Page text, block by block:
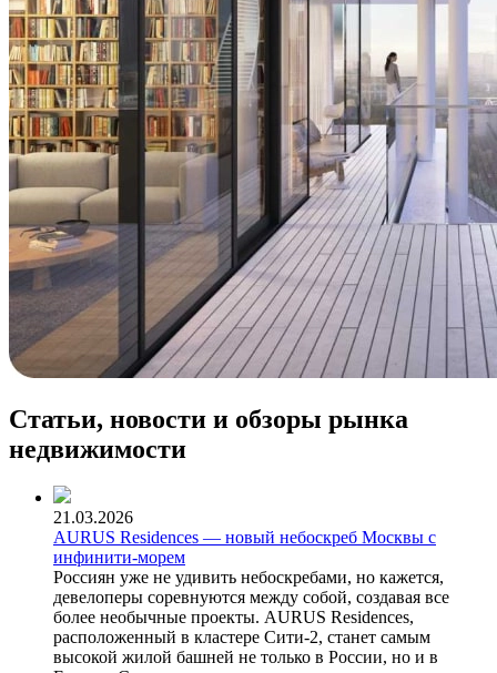
Статьи, новости и обзоры рынка
недвижимости
21.03.2026
AURUS Residences — новый небоскреб Москвы с
инфинити-морем
Россиян уже не удивить небоскребами, но кажется,
девелоперы соревнуются между собой, создавая все
более необычные проекты. AURUS Residences,
расположенный в кластере Сити-2, станет самым
высокой жилой башней не только в России, но и в